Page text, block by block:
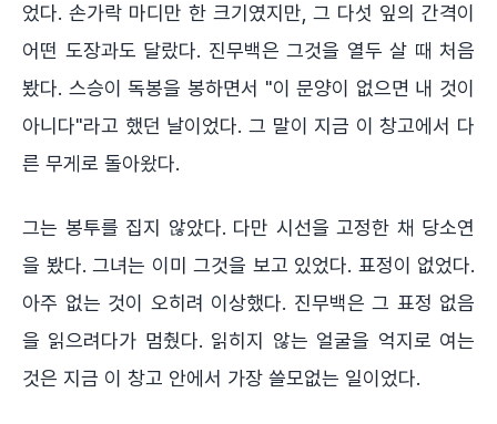
었다. 손가락 마디만 한 크기였지만, 그 다섯 잎의 간격이
어떤 도장과도 달랐다. 진무백은 그것을 열두 살 때 처음
봤다. 스승이 독봉을 봉하면서 "이 문양이 없으면 내 것이
아니다"라고 했던 날이었다. 그 말이 지금 이 창고에서 다
른 무게로 돌아왔다.
그는 봉투를 집지 않았다. 다만 시선을 고정한 채 당소연
을 봤다. 그녀는 이미 그것을 보고 있었다. 표정이 없었다.
아주 없는 것이 오히려 이상했다. 진무백은 그 표정 없음
을 읽으려다가 멈췄다. 읽히지 않는 얼굴을 억지로 여는
것은 지금 이 창고 안에서 가장 쓸모없는 일이었다.